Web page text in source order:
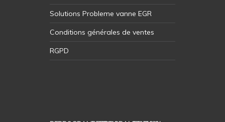
Solutions Probleme vanne EGR
Conditions générales de ventes
RGPD